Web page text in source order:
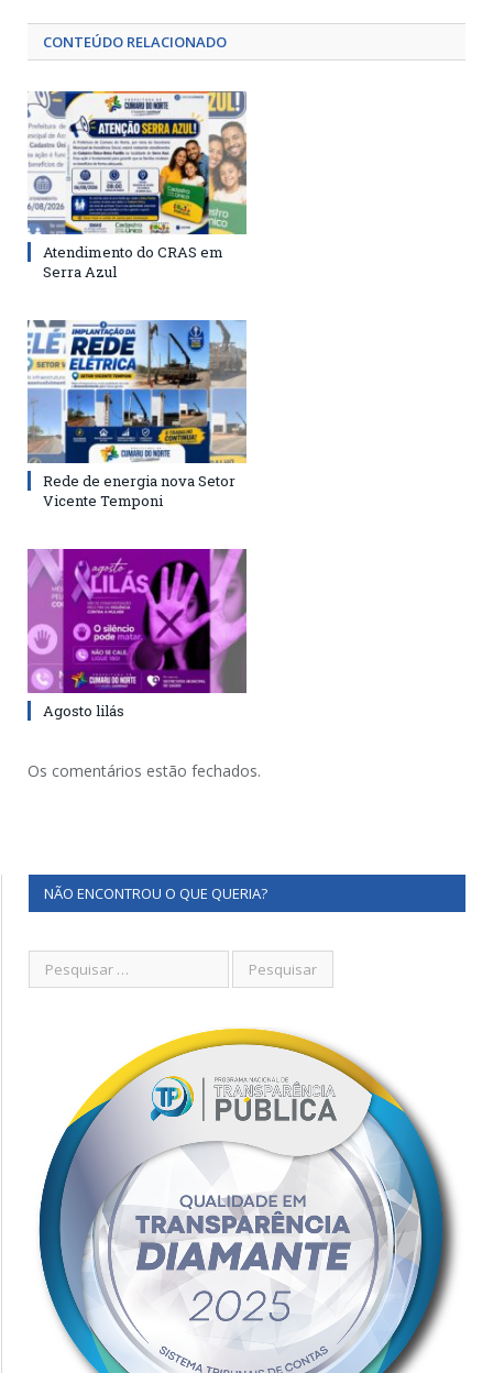
CONTEÚDO RELACIONADO
Atendimento do CRAS em
Serra Azul
Rede de energia nova Setor
Vicente Temponi
Agosto lilás
Os comentários estão fechados.
NÃO ENCONTROU O QUE QUERIA?